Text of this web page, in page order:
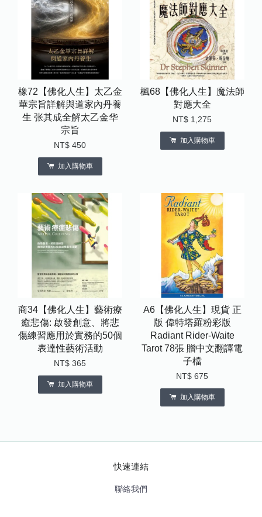
橡72【佛化人生】太乙金
華宗旨詳解與道家內丹養
生 张其成全解太乙金华
宗旨
NT$ 450
加入購物車
楓68【佛化人生】魔法師
對應大全
NT$ 1,275
加入購物車
商34【佛化人生】藝術療
癒悲傷: 啟發創意、將悲
傷練習應用於實務的50個
表達性藝術活動
NT$ 365
加入購物車
A6【佛化人生】現貨 正
版 偉特塔羅粉彩版
Radiant Rider-Waite
Tarot 78張 贈中文翻譯電
子檔
NT$ 675
加入購物車
快速連結
聯絡我們